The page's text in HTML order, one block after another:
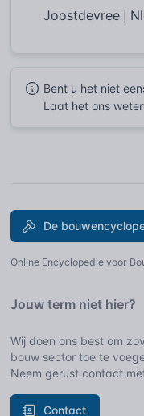
Joostdevree
Bent u het niet
Laat het ons
De
Online Encyclopedie voor
Jouw term niet hier?
Wij doen ons best om
bouw sector toe te
Neem gerust contact
Contact